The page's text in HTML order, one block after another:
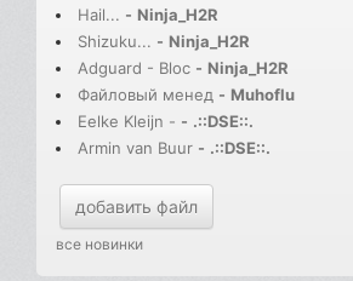
Hail... - Ninja_H2R
Shizuku... - Ninja_H2R
Adguard - Bloc - Ninja_H2R
Файловый менед - Muhoflu
Eelke Kleijn - - .::DSE::.
Armin van Buur - .::DSE::.
добавить файл
все новинки